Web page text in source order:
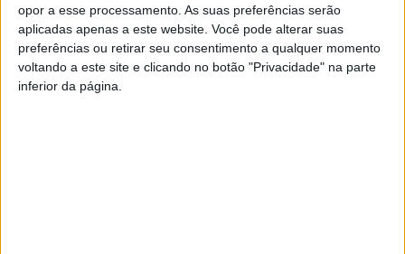
opor a esse processamento. As suas preferências serão
aplicadas apenas a este website. Você pode alterar suas
preferências ou retirar seu consentimento a qualquer momento
voltando a este site e clicando no botão "Privacidade" na parte
inferior da página.
Faleceu com 64 anos, no IPO do Porto, e foi residente na
Rua de Vilar, em Oliveira de Azeméis.